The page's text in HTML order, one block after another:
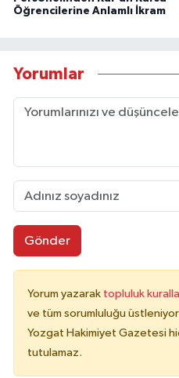
Öğrencilerine Anlamlı İkram
Yorumlar
Gönder
Yorum yazarak topluluk
ve tüm sorumluluğu
Yozgat Hakimiyet Gazetesi
tutulamaz.